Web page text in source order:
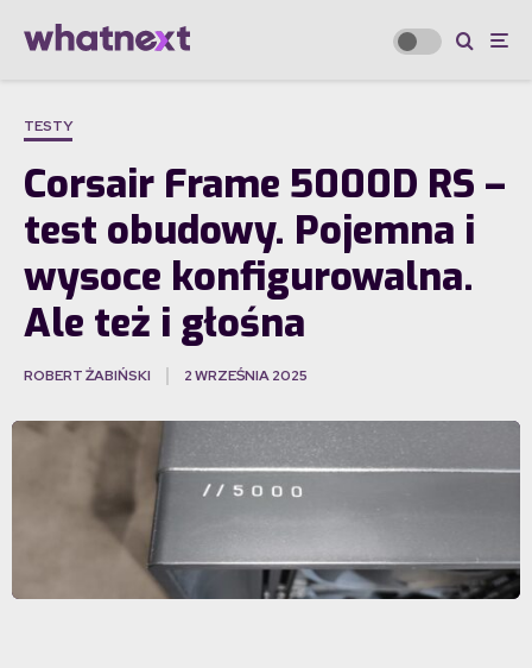
TESTY
Corsair Frame 5000D RS –
test obudowy. Pojemna i
wysoce konfigurowalna.
Ale też i głośna
ROBERT ŻABIŃSKI 2 WRZEŚNIA 2025